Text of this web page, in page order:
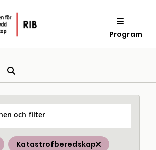
Program
och filter
Katastrofberedskap